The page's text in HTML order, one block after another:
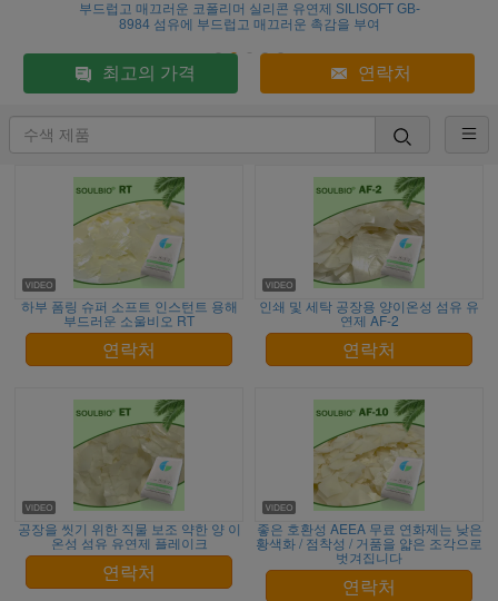
부드럽고 매끄러운 코폴리머 실리콘 유연제 SILISOFT GB-
8984 섬유에 부드럽고 매끄러운 촉감을 부여
최고의 가격 연락처
하부 폼링 슈퍼 소프트 인스턴트 용해
부드러운 소울비오 RT
연락처
인쇄 및 세탁 공장용 양이온성 섬유 유
연제 AF-2
연락처
공장을 씻기 위한 직물 보조 약한 양 이
온성 섬유 유연제 플레이크
연락처
좋은 호환성 AEEA 무료 연화제는 낮은
황색화 / 점착성 / 거품을 얇은 조각으로
벗겨집니다
연락처